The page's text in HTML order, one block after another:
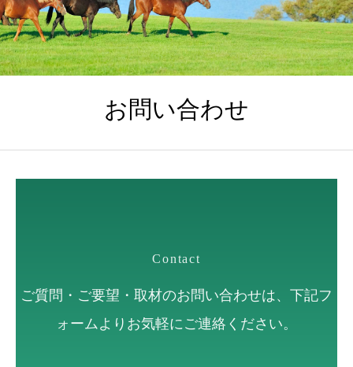
お問い合わせ
Contact
ご質問・ご要望・取材のお問い合わせは、下記フ
ォームよりお気軽にご連絡ください。